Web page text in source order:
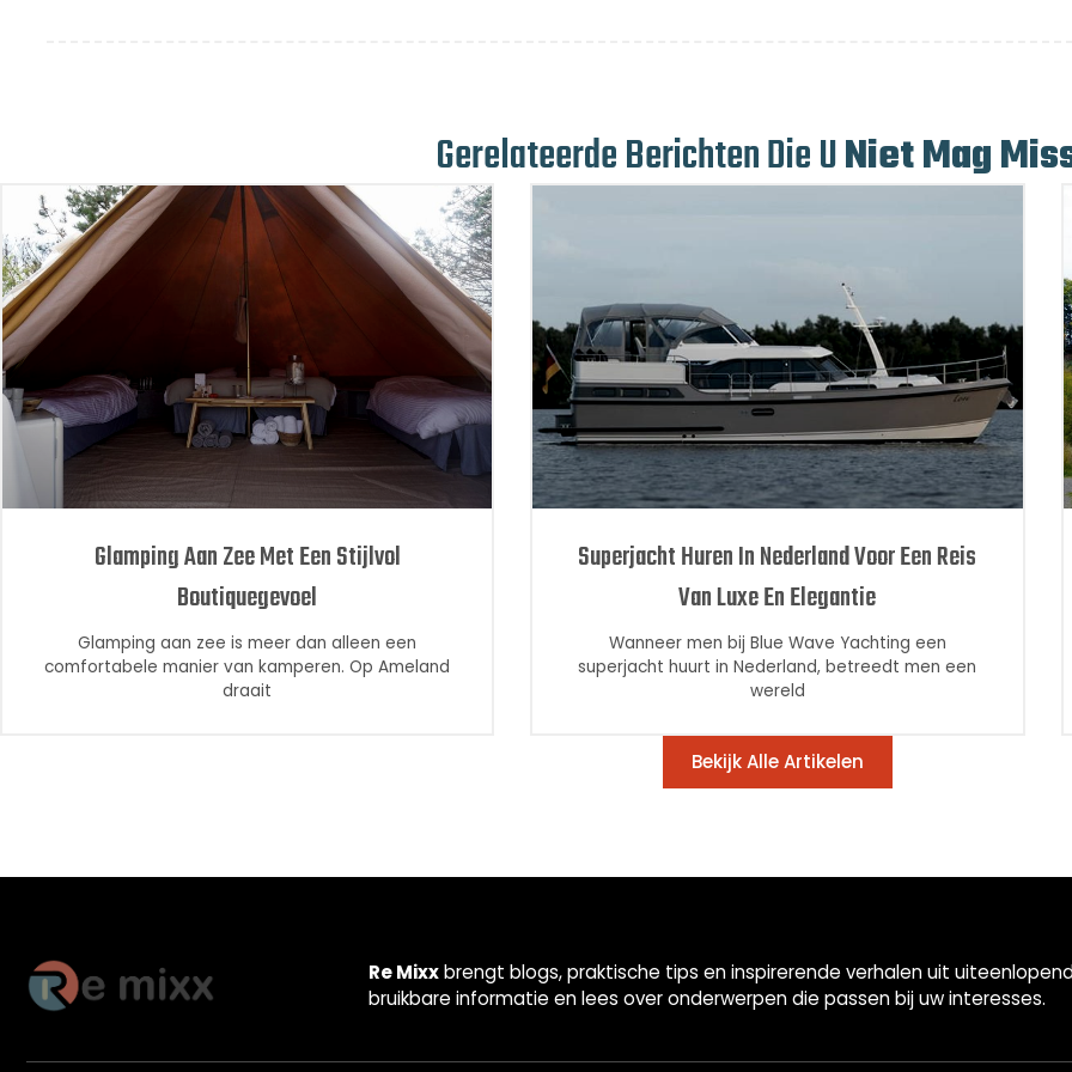
Gerelateerde Berichten Die UNiet Mag
Glamping Aan Zee Met Een Stijlvol
Boutiquegevoel
Glamping aan zee is meer dan alleen een
comfortabele manier van kamperen. Op Ameland
draait
Superjacht Huren In Nederland Voor Een Reis
Van Luxe En Elegantie
Wanneer men bij Blue Wave Yachting een
superjacht huurt in Nederland, betreedt men een
wereld
Bekijk Alle Artikelen
Re Mixxbrengt blogs, praktische tips en inspirerende verhalen uit
bruikbare informatie en lees over onderwerpen die passen bij uw interesses.